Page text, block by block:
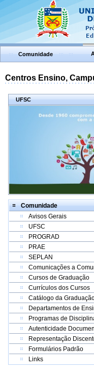
Comunidade
Centros Ensino,
UFSC
Comunidade
Avisos Gerais
UFSC
PROGRAD
PRAE
SEPLAN
Comunicações a
Cursos de Graduação
Currículos dos Cursos
Catálogo da
Departamentos de
Programas de
Autenticidade
Representação
Formulários Padrão
Links